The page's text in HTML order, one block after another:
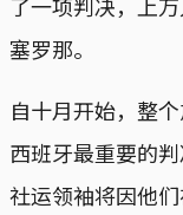
塞罗那。
自十月开始，整
西班牙最重要的
社运领袖将因他